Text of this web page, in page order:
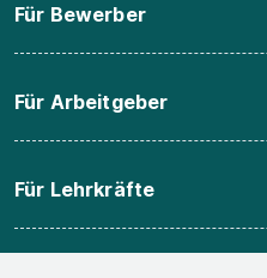
Für Bewerber
Für Arbeitgeber
Für Lehrkräfte